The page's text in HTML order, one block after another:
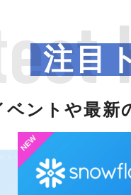
注目
ベントや最新